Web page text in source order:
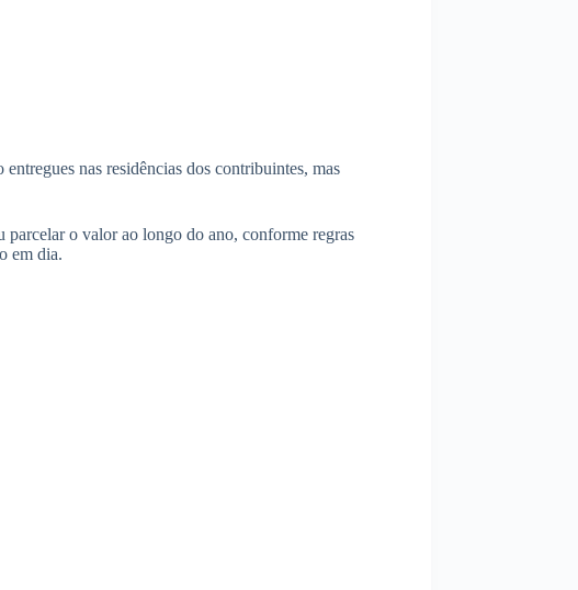
nas residências dos contribuintes, mas
parcelar o valor ao longo do ano, conforme regras
em dia.